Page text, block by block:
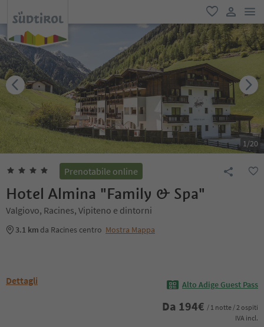
favoriti
user link
1/20
Prenotabile online
Hotel Almina "Family & Spa"
Valgiovo, Racines, Vipiteno e dintorni
3.1 km da Racines centro Mostra Mappa
Dettagli Alto Adige Guest Pass
Da 194€ / 1 notte / 2 ospiti
IVA incl.